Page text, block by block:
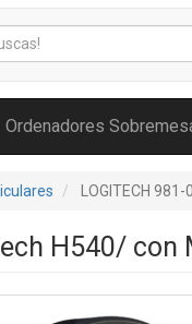
Ordenadores
LOGITECH
H540/ con